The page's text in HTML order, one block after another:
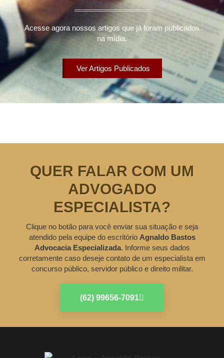
Acesse agora nossos artigos que já foram publicados
na mídia.
Ver Artigos Publicados
QUER FALAR COM UM
ADVOGADO
ESPECIALISTA?
Clique no botão para você enviar sua situação e seja
atendido pela equipe do escritório Agnaldo Bastos
Advocacia Especializada. Informe seus dados
corretamente caso deseje contato de um especialista em
concurso público, servidor público e direito militar.
(62) 99656-7091